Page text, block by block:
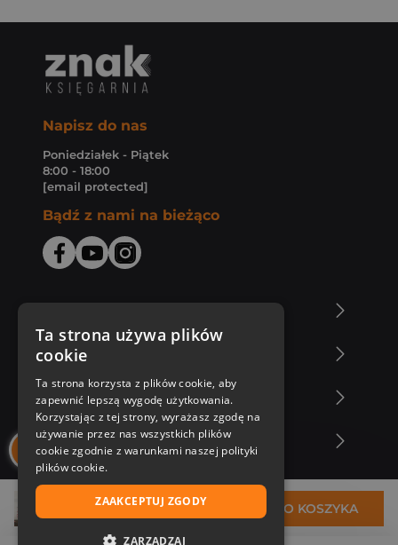
31,54 zł DO KOSZYKA
Napisz do nas
Poniedziałek - Piątek
8:00 - 18:00
[email protected]
Bądź z nami na bieżąco
Zakupy u nas
Nasza oferta
Nasi autorzy
Ta strona używa plików
cookie
Ta strona korzysta z plików cookie, aby
zapewnić lepszą wygodę użytkowania.
Korzystając z tej strony, wyrażasz zgodę na
używanie przez nas wszystkich plików
cookie zgodnie z warunkami naszej polityki
plików cookie.
ZAAKCEPTUJ ZGODY
ZARZĄDZAJ